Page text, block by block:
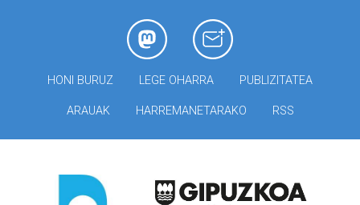
HONI BURUZ LEGE OHARRA PUBLIZITATEA
ARAUAK HARREMANETARAKO RSS